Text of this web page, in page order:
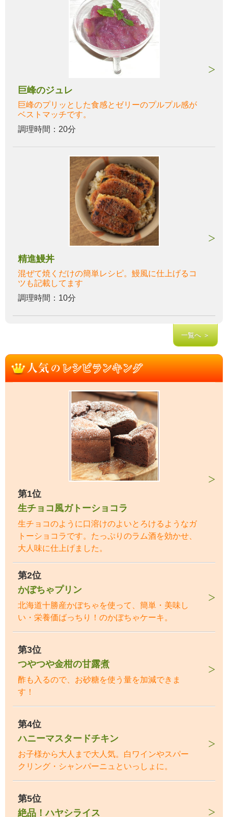
巨峰のジュレ
巨峰のプリッとした食感とゼリーのプルプル感が
ベストマッチです。
調理時間：20分
精進鰻丼
混ぜて焼くだけの簡単レシピ。鰻風に仕上げるコ
ツも記載してます
調理時間：10分
一覧へ ＞
第1位
生チョコ風ガトーショコラ
生チョコのように口溶けのよいとろけるようなガ
トーショコラです。たっぷりのラム酒を効かせ、
大人味に仕上げました。
第2位
かぼちゃプリン
北海道十勝産かぼちゃを使って、簡単・美味し
い・栄養価ばっちり！のかぼちゃケーキ。
第3位
つやつや金柑の甘露煮
酢も入るので、お砂糖を使う量を加減できま
す！
第4位
ハニーマスタードチキン
お子様から大人まで大人気。白ワインやスパー
クリング・シャンパーニュといっしょに。
第5位
絶品！ハヤシライス